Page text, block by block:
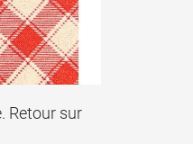
Retour sur